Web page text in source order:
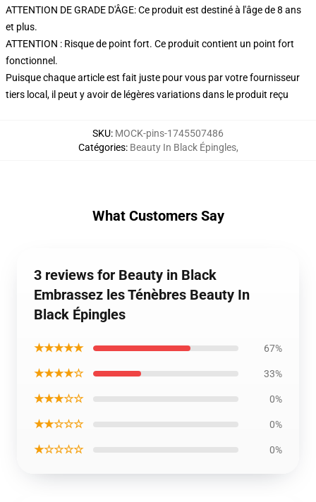
ATTENTION DE GRADE D'ÂGE: Ce produit est destiné à l'âge de 8 ans
et plus.
ATTENTION : Risque de point fort. Ce produit contient un point fort
fonctionnel.
Puisque chaque article est fait juste pour vous par votre fournisseur
tiers local, il peut y avoir de légères variations dans le produit reçu
SKU: MOCK-pins-1745507486
Catégories: Beauty In Black Épingles,
What Customers Say
3 reviews for Beauty in Black
Embrassez les Ténèbres Beauty In
Black Épingles
★★★★★ 67%
★★★★☆ 33%
★★★☆☆ 0%
★★☆☆☆ 0%
★☆☆☆☆ 0%